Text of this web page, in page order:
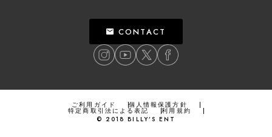
CONTACT
ご利用ガイド 個人情報保護方針
特定商取引法による表記
利用規約
© 2018 BILLY’S ENT